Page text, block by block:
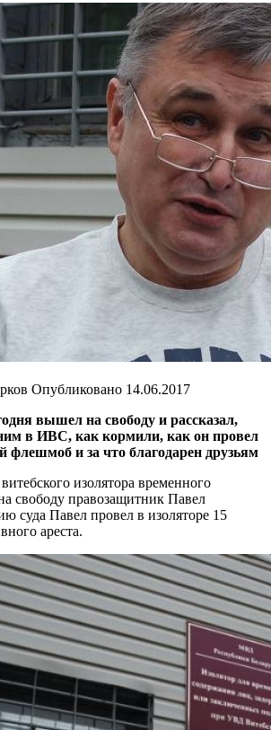
Опубликовано 14.06.2017
вышел на свободу и рассказал,
в ИВС, как кормили, как он провел
и за что благодарен друзьям
изолятора временного
свободу правозащитник Павел
суда Павел провел в изоляторе 15
ареста.